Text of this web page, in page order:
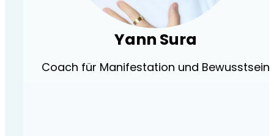
Yann Sura
Coach für Manifestation und Bewusstsein